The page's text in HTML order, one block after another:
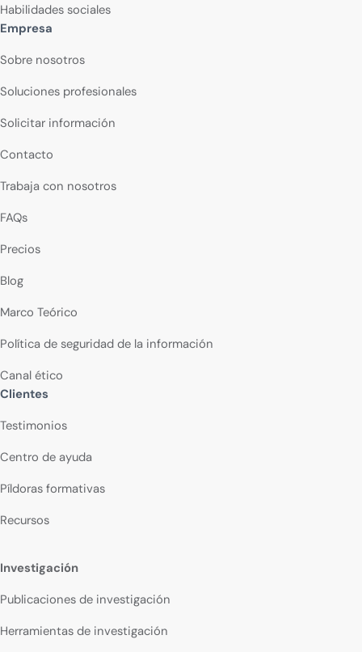
Habilidades sociales
Empresa
Sobre nosotros
Soluciones profesionales
Solicitar información
Contacto
Trabaja con nosotros
FAQs
Precios
Blog
Marco Teórico
Política de seguridad de la información
Canal ético
Clientes
Testimonios
Centro de ayuda
Píldoras formativas
Recursos
Investigación
Publicaciones de investigación
Herramientas de investigación